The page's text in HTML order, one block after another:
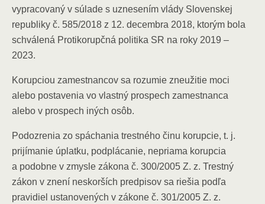
vypracovaný v súlade s uznesením vlády Slovenskej
republiky č. 585/2018 z 12. decembra 2018, ktorým bola
schválená Protikorupčná politika SR na roky 2019 –
2023.
Korupciou zamestnancov sa rozumie zneužitie moci
alebo postavenia vo vlastný prospech zamestnanca
alebo v prospech iných osôb.
Podozrenia zo spáchania trestného činu korupcie, t. j.
prijímanie úplatku, podplácanie, nepriama korupcia
a podobne v zmysle zákona č. 300/2005 Z. z. Trestný
zákon v znení neskorších predpisov sa riešia podľa
pravidiel ustanovených v zákone č. 301/2005 Z. z.